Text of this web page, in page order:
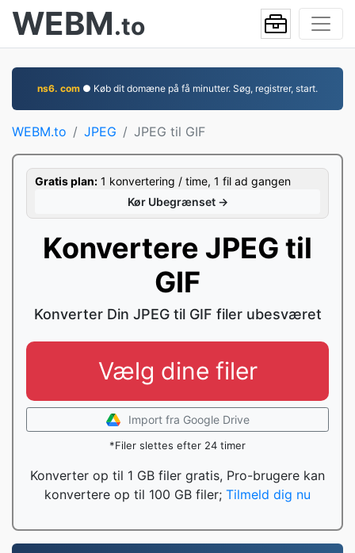
WEBM.to
ns6. com ● Køb dit domæne på få minutter. Søg, registrer, start.
WEBM.to JPEG JPEG til GIF
Gratis plan: 1 konvertering / time, 1 fil ad gangen
Kør Ubegrænset →
Konvertere JPEG til
GIF
Konverter Din JPEG til GIF filer ubesværet
Vælg dine filer
Import fra Google Drive
*Filer slettes efter 24 timer
Konverter op til 1 GB filer gratis, Pro-brugere kan
konvertere op til 100 GB filer; Tilmeld dig nu